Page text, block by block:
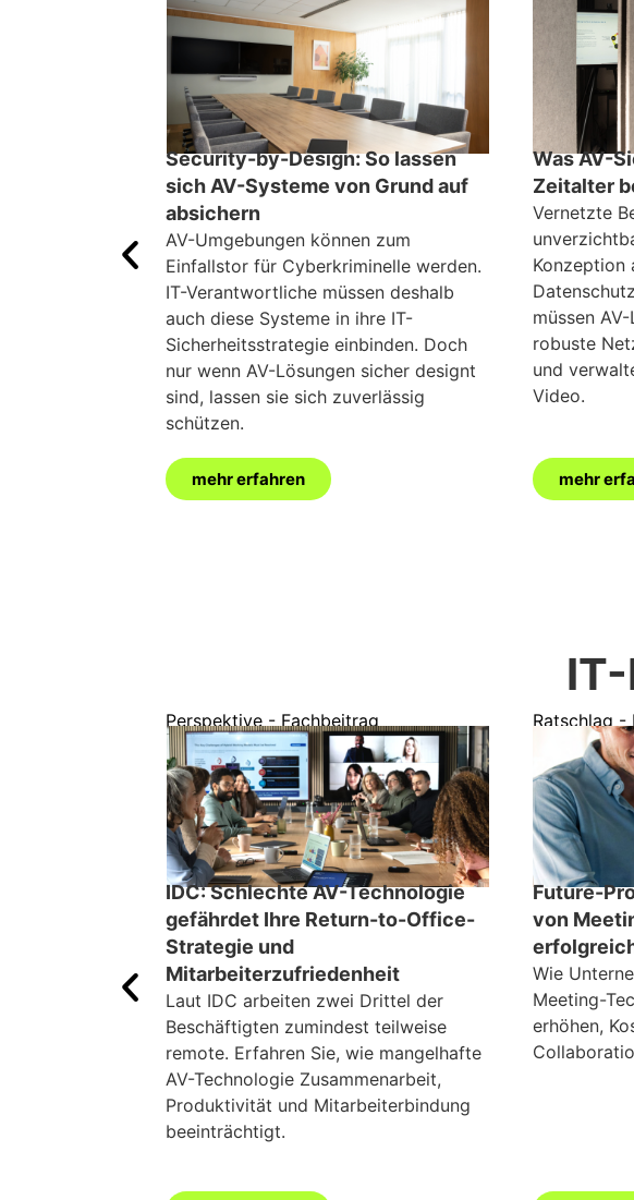
Security-by-Design: So lassen
sich AV-Systeme von Grund auf
absichern
AV-Umgebungen können zum
Einfallstor für Cyberkriminelle werden.
IT-Verantwortliche müssen deshalb
auch diese Systeme in ihre IT-
Sicherheitsstrategie einbinden. Doch
nur wenn AV-Lösungen sicher designt
sind, lassen sie sich zuverlässig
schützen.
mehr erfahren
Was AV-
Zeitalter
Vernetzte
Konzeption
müssen
robuste
und
Video.
mehr
Perspektive - Fachbeitrag
IDC: Schlechte AV-Technologie
gefährdet Ihre Return-to-Office-
Strategie und
Mitarbeiterzufriedenheit
Laut IDC arbeiten zwei Drittel der
Beschäftigten zumindest teilweise
remote. Erfahren Sie, wie mangelhafte
AV-Technologie Zusammenarbeit,
Produktivität und Mitarbeiterbindung
beeinträchtigt.
Ratschlag -
Future-
von
Wie
Meeting-
erhöhen,